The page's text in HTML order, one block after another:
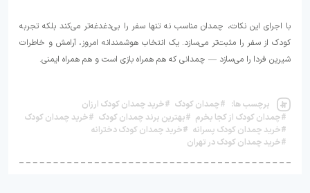
با اجرای این نکات، چمدان مناسب نه تنها سفر را بی‌دغدغه‌تر می‌کند بلکه تجربه
کودک از سفر را مثبت‌تر می‌سازد. یک انتخاب هوشمندانه امروز، آرامش و خاطرات
شیرین فردا را می‌سازد — چمدانی که هم همراه بازی‌ است و هم همراه ایمنی.
برچسب ها: #چمدان کودک #خرید چمدان کودک ارزان
#چمدان کودک از کجا بخرم #بهترین برند چمدان کودک #خرید چمدان کودک
#خرید چمدان کودک پسرانه #خرید چمدان کودک دخترانه
#خرید چمدان کودک در تهران